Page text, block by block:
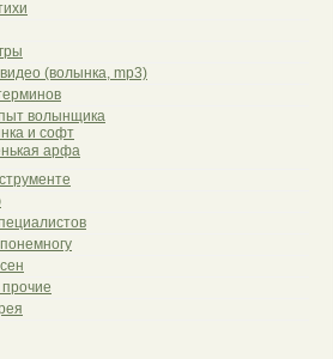
(волынка, mp3)
волынщика
и софт
арфа